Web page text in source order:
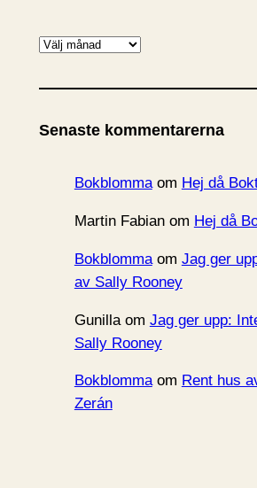
A
k
v
Senaste kommentarerna
Bokblommaom Hej då
Martin Fabianom Hej då
Bokblommaom Jag ger
av Sally Rooney
Gunillaom Jag ger upp:
Sally Rooney
Bokblommaom Rent hus
Zerán